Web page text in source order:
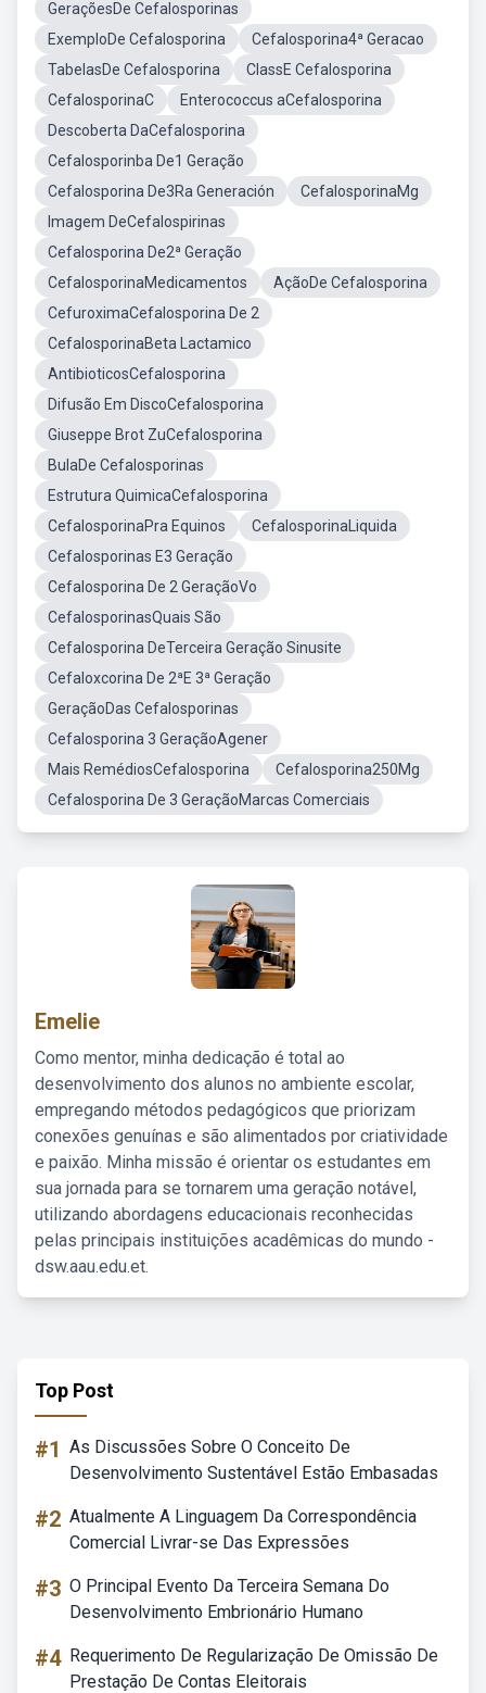
GeraçõesDe Cefalosporinas
ExemploDe Cefalosporina
Cefalosporina4ª Geracao
TabelasDe Cefalosporina
ClassE Cefalosporina
CefalosporinaC
Enterococcus aCefalosporina
Descoberta DaCefalosporina
Cefalosporinba De1 Geração
Cefalosporina De3Ra Generación
CefalosporinaMg
Imagem DeCefalospirinas
Cefalosporina De2ª Geração
CefalosporinaMedicamentos
AçãoDe Cefalosporina
CefuroximaCefalosporina De 2
CefalosporinaBeta Lactamico
AntibioticosCefalosporina
Difusão Em DiscoCefalosporina
Giuseppe Brot ZuCefalosporina
BulaDe Cefalosporinas
Estrutura QuimicaCefalosporina
CefalosporinaPra Equinos
CefalosporinaLiquida
Cefalosporinas E3 Geração
Cefalosporina De 2 GeraçãoVo
CefalosporinasQuais São
Cefalosporina DeTerceira Geração Sinusite
Cefaloxcorina De 2ªE 3ª Geração
GeraçãoDas Cefalosporinas
Cefalosporina 3 GeraçãoAgener
Mais RemédiosCefalosporina
Cefalosporina250Mg
Cefalosporina De 3 GeraçãoMarcas Comerciais
Emelie
Como mentor, minha dedicação é total ao
desenvolvimento dos alunos no ambiente escolar,
empregando métodos pedagógicos que priorizam
conexões genuínas e são alimentados por criatividade
e paixão. Minha missão é orientar os estudantes em
sua jornada para se tornarem uma geração notável,
utilizando abordagens educacionais reconhecidas
pelas principais instituições acadêmicas do mundo -
dsw.aau.edu.et.
Top Post
#1 As Discussões Sobre O Conceito De
Desenvolvimento Sustentável Estão Embasadas
#2 Atualmente A Linguagem Da Correspondência
Comercial Livrar-se Das Expressões
#3 O Principal Evento Da Terceira Semana Do
Desenvolvimento Embrionário Humano
#4 Requerimento De Regularização De Omissão De
Prestação De Contas Eleitorais